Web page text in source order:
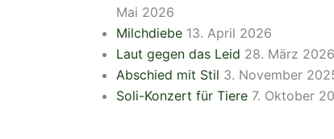
Mai 2026
Milchdiebe 13. April 2026
Laut gegen das Leid 28. März 2026
Abschied mit Stil 3. November
Soli-Konzert für Tiere 7. Oktober